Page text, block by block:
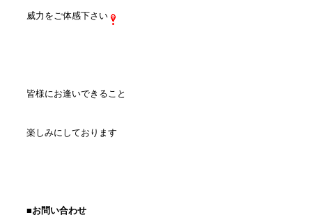
威力をご体感下さい
皆様にお逢いできること
楽しみにしております
■お問い合わせ